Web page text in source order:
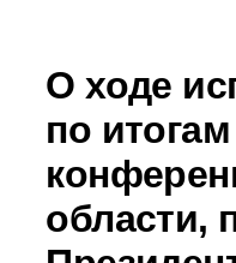
О ходе
по
области,